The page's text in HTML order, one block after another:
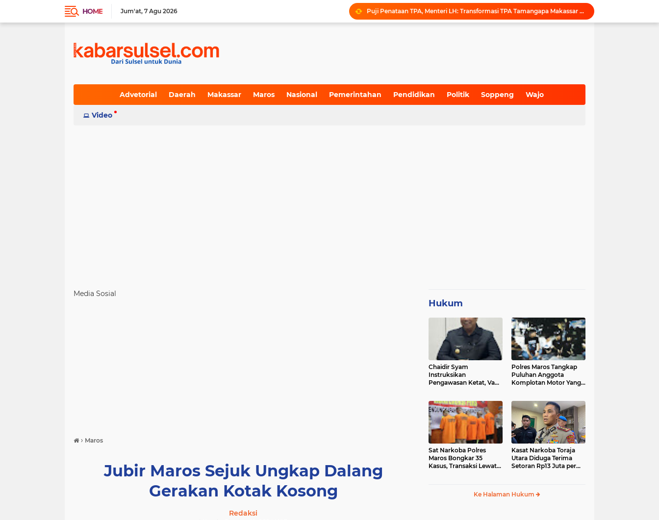
HOME Jum'at 7 Agu 2026
Puji Penataan TPA, Menteri LH: Transformasi TPA Tamangapa Makassar Layak Jadi Contoh Nasional
Dukung Tata Kelola Wilayah Presisi, KKN-T Infrastruktur PU Unhas Gel. 116 Serahkan Peta Batas Dusun Berbasis GIS ke Desa Bonto Matene
Wali Kota Makassar Tegaskan Komitmen Perkuat Toleransi Saat Sambut Peserta Rakernas BAMAGNAS
Indeks
Advetorial Daerah Makassar Maros Nasional Pemerintahan Pendidikan Politik Soppeng Wajo
Video
Media Sosial
› Maros
Jubir Maros Sejuk Ungkap Dalang
Gerakan Kotak Kosong
Redaksi
Hukum
Chaidir Syam
Instruksikan
Pengawasan Ketat, Vape
Polres Maros Tangkap
Puluhan Anggota
Komplotan Motor Yang
Sat Narkoba Polres
Maros Bongkar 35
Kasus, Transaksi Lewat
Kasat Narkoba Toraja
Utara Diduga Terima
Setoran Rp13 Juta per
Ke Halaman Hukum